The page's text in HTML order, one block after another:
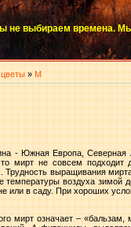
не выбираем времена. Мы
» М
- Южная Европа, Северная
мирт не совсем подходит
Трудность выращивания
температуры воздуха зимой
или в саду. При хороших
мирт означает –